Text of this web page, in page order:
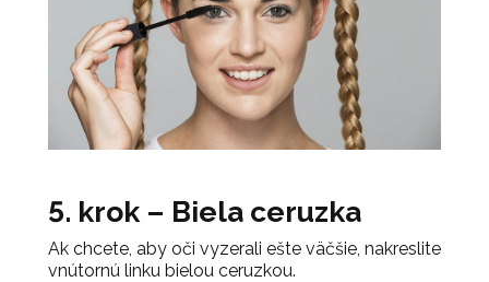
5. krok – Biela ceruzka
Ak chcete, aby oči vyzerali ešte väčšie, nakreslite
vnútornú linku bielou ceruzkou.